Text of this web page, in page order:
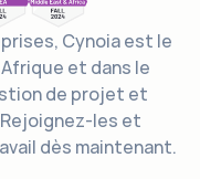
Cynoia est le
et dans le
de projet et
les et
dès maintenant.